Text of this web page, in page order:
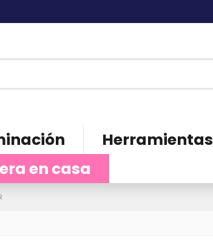
Herramientas
en casa